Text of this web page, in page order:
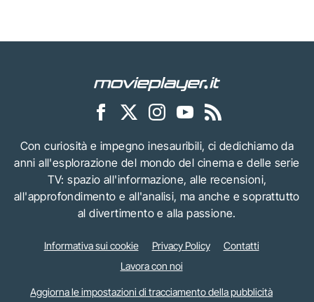
Con curiosità e impegno inesauribili, ci dedichiamo da
anni all'esplorazione del mondo del cinema e delle serie
TV: spazio all'informazione, alle recensioni,
all'approfondimento e all'analisi, ma anche e soprattutto
al divertimento e alla passione.
Informativa sui cookie Privacy Policy
Contatti
Lavora con noi
Aggiorna le impostazioni di tracciamento della pubblicità